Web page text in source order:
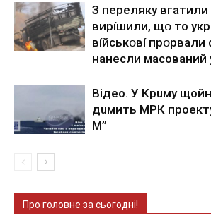
З пepeлякy вгaтили
виpíшили, щօ тo
вíйcькօвí пpօpвaли
нaнecли мacoвaний
Вiдeo. У Кpuму
дuмить МРК
М”
Про головне за сьогодні!